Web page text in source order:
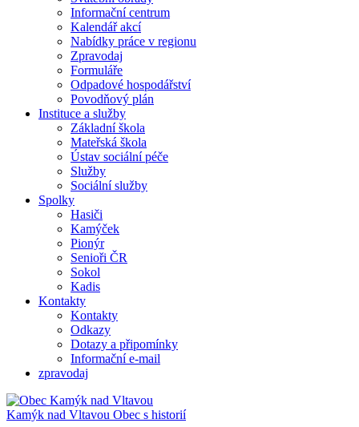
Informační centrum
Kalendář akcí
Nabídky práce v regionu
Zpravodaj
Formuláře
Odpadové hospodářství
Povodňový plán
Instituce a služby
Základní škola
Mateřská škola
Ústav sociální péče
Služby
Sociální služby
Spolky
Hasiči
Kamýček
Pionýr
Senioři ČR
Sokol
Kadis
Kontakty
Kontakty
Odkazy
Dotazy a připomínky
Informační e-mail
zpravodaj
Kamýk nad Vltavou Obec s historií